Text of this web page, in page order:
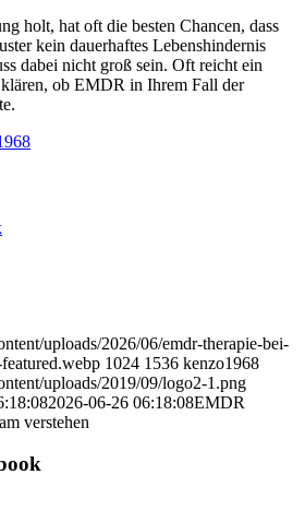
holt, hat oft die besten Chancen, dass
kein dauerhaftes Lebenshindernis
dabei nicht groß sein. Oft reicht ein
ob EMDR in Ihrem Fall der
uploads/2026/06/emdr-therapie-bei-
1024 1536 kenzo1968
uploads/2019/09/logo2-1.png
2026-06-26 06:18:08EMDR
verstehen